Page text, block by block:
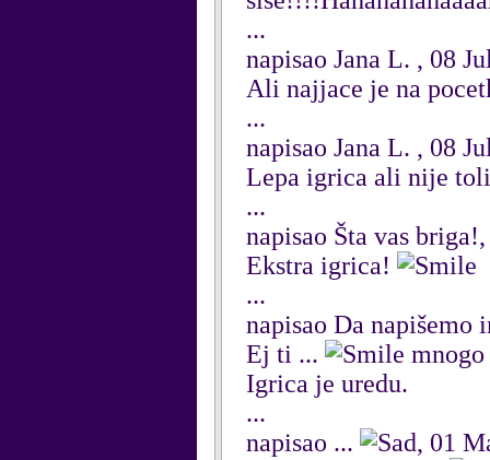
...
napisao Jana L. , 08
Ali najjace je na
...
napisao Jana L. , 08
Lepa igrica ali nije
...
napisao Šta vas
Ekstra igrica!
...
napisao Da napišemo
Ej ti ...
Igrica je uredu.
...
napisao ...
, 01